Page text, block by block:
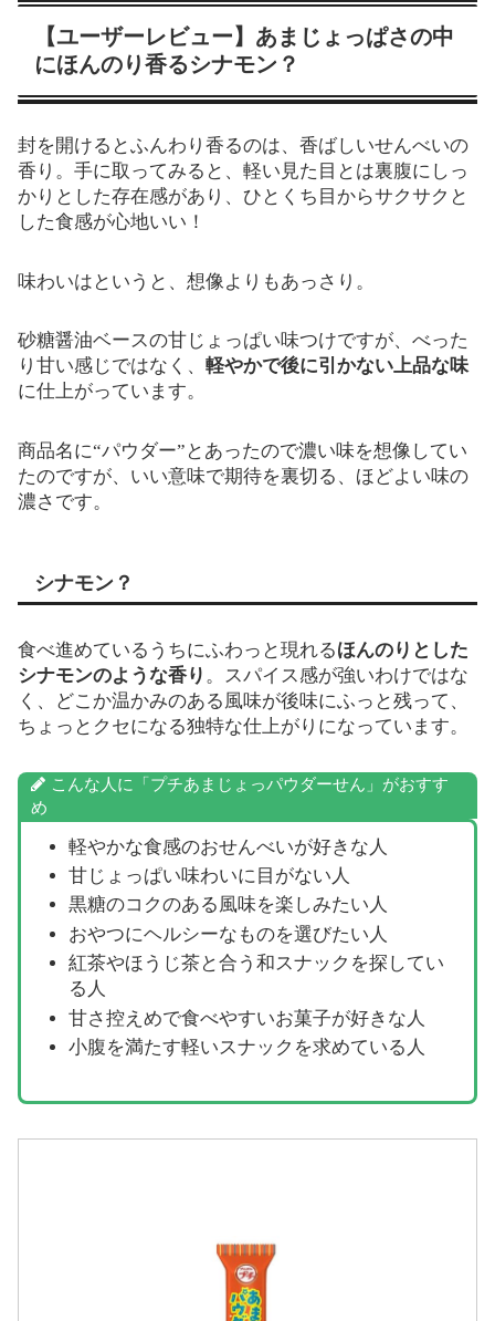
【ユーザーレビュー】あまじょっぱさの中
にほんのり香るシナモン？
封を開けるとふんわり香るのは、香ばしいせんべいの
香り。手に取ってみると、軽い見た目とは裏腹にしっ
かりとした存在感があり、ひとくち目からサクサクと
した食感が心地いい！
味わいはというと、想像よりもあっさり。
砂糖醤油ベースの甘じょっぱい味つけですが、べった
り甘い感じではなく、 軽やかで後に引かない上品な味
に仕上がっています。
商品名に“パウダー”とあったので濃い味を想像してい
たのですが、いい意味で期待を裏切る、ほどよい味の
濃さです。
シナモン？
食べ進めているうちにふわっと現れるほんのりとした
シナモンのような香り 。スパイス感が強いわけではな
く、どこか温かみのある風味が後味にふっと残って、
ちょっとクセになる独特な仕上がりになっています。
こんな人に「プチあまじょっパウダーせん」がおすす
め
軽やかな食感のおせんべいが好きな人
甘じょっぱい味わいに目がない人
黒糖のコクのある風味を楽しみたい人
おやつにヘルシーなものを選びたい人
紅茶やほうじ茶と合う和スナックを探してい
る人
甘さ控えめで食べやすいお菓子が好きな人
小腹を満たす軽いスナックを求めている人